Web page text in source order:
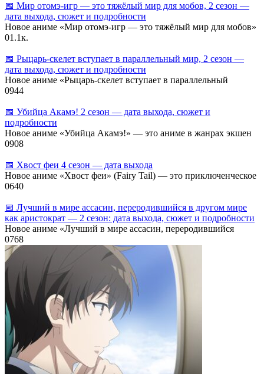
📅 Мир отомэ‑игр — это тяжёлый мир для мобов, 2 сезон —
дата выхода, сюжет и подробности
Новое аниме «Мир отомэ‑игр — это тяжёлый мир для мобов»
01.1к.
📅 Рыцарь‑скелет вступает в параллельный мир, 2 сезон —
дата выхода, сюжет и подробности
Новое аниме «Рыцарь‑скелет вступает в параллельный
0944
📅 Убийца Акамэ! 2 сезон — дата выхода, сюжет и
подробности
Новое аниме «Убийца Акамэ!» — это аниме в жанрах экшен
0908
📅 Хвост феи 4 сезон — дата выхода
Новое аниме «Хвост феи» (Fairy Tail) — это приключенческое
0640
📅 Лучший в мире ассасин, переродившийся в другом мире
как аристократ — 2 сезон: дата выхода, сюжет и подробности
Новое аниме «Лучший в мире ассасин, переродившийся
0768